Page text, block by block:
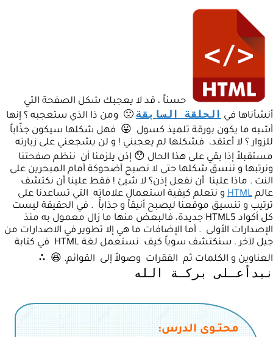
حسناً ، قد لا يعجبك شكل الصفحة التي
أنشأناها في
الحلقة السابقة 🙁 ومن ذا الذي ستعجبه ؟ إنها
أشبه ما يكون بورقة تلميذ كسول 😛 فهل شكلها سيكون جذّاباً
للزوار ؟ لا أعتقد، فشكلها لم يعجبني ! و لن يشجعني على زيارته
مستقبلاً إذا بقي على هذا الحال 😯 إذن يلزمنا أن ننظم صفحتنا
ونرتبها و ننسق شكلها حتى لا نصبح أضحوكة أمام المبحرين على
النت . ماذا علينا أن نفعل إذن؟ لا شيئ ! فقط علينا أن نكتشف
عالم HTML و نتعلم كيفية استعمال علاماته التي تساعدنا على
ترتيب و تنسيق موقعنا ليصبح أنيقاً و جذاباًً . في الحقيقة ليست
كل أكواد HTML5 جديدة، فالبعض منها ما زال معمول به منذ
الإصدارات الأولى . أما الإضافات ما هي إلا تطوير في الاصدارات من
جيل لآخر . سنكتشف سوياً كيف نستعمل لغة HTML في كتابة
العناوين و الكلمات ثم الفقرات وصولاً إلى القوائم. 😆 ∴
نبدأعـلى بركـة الله
محتــوى الدرس: